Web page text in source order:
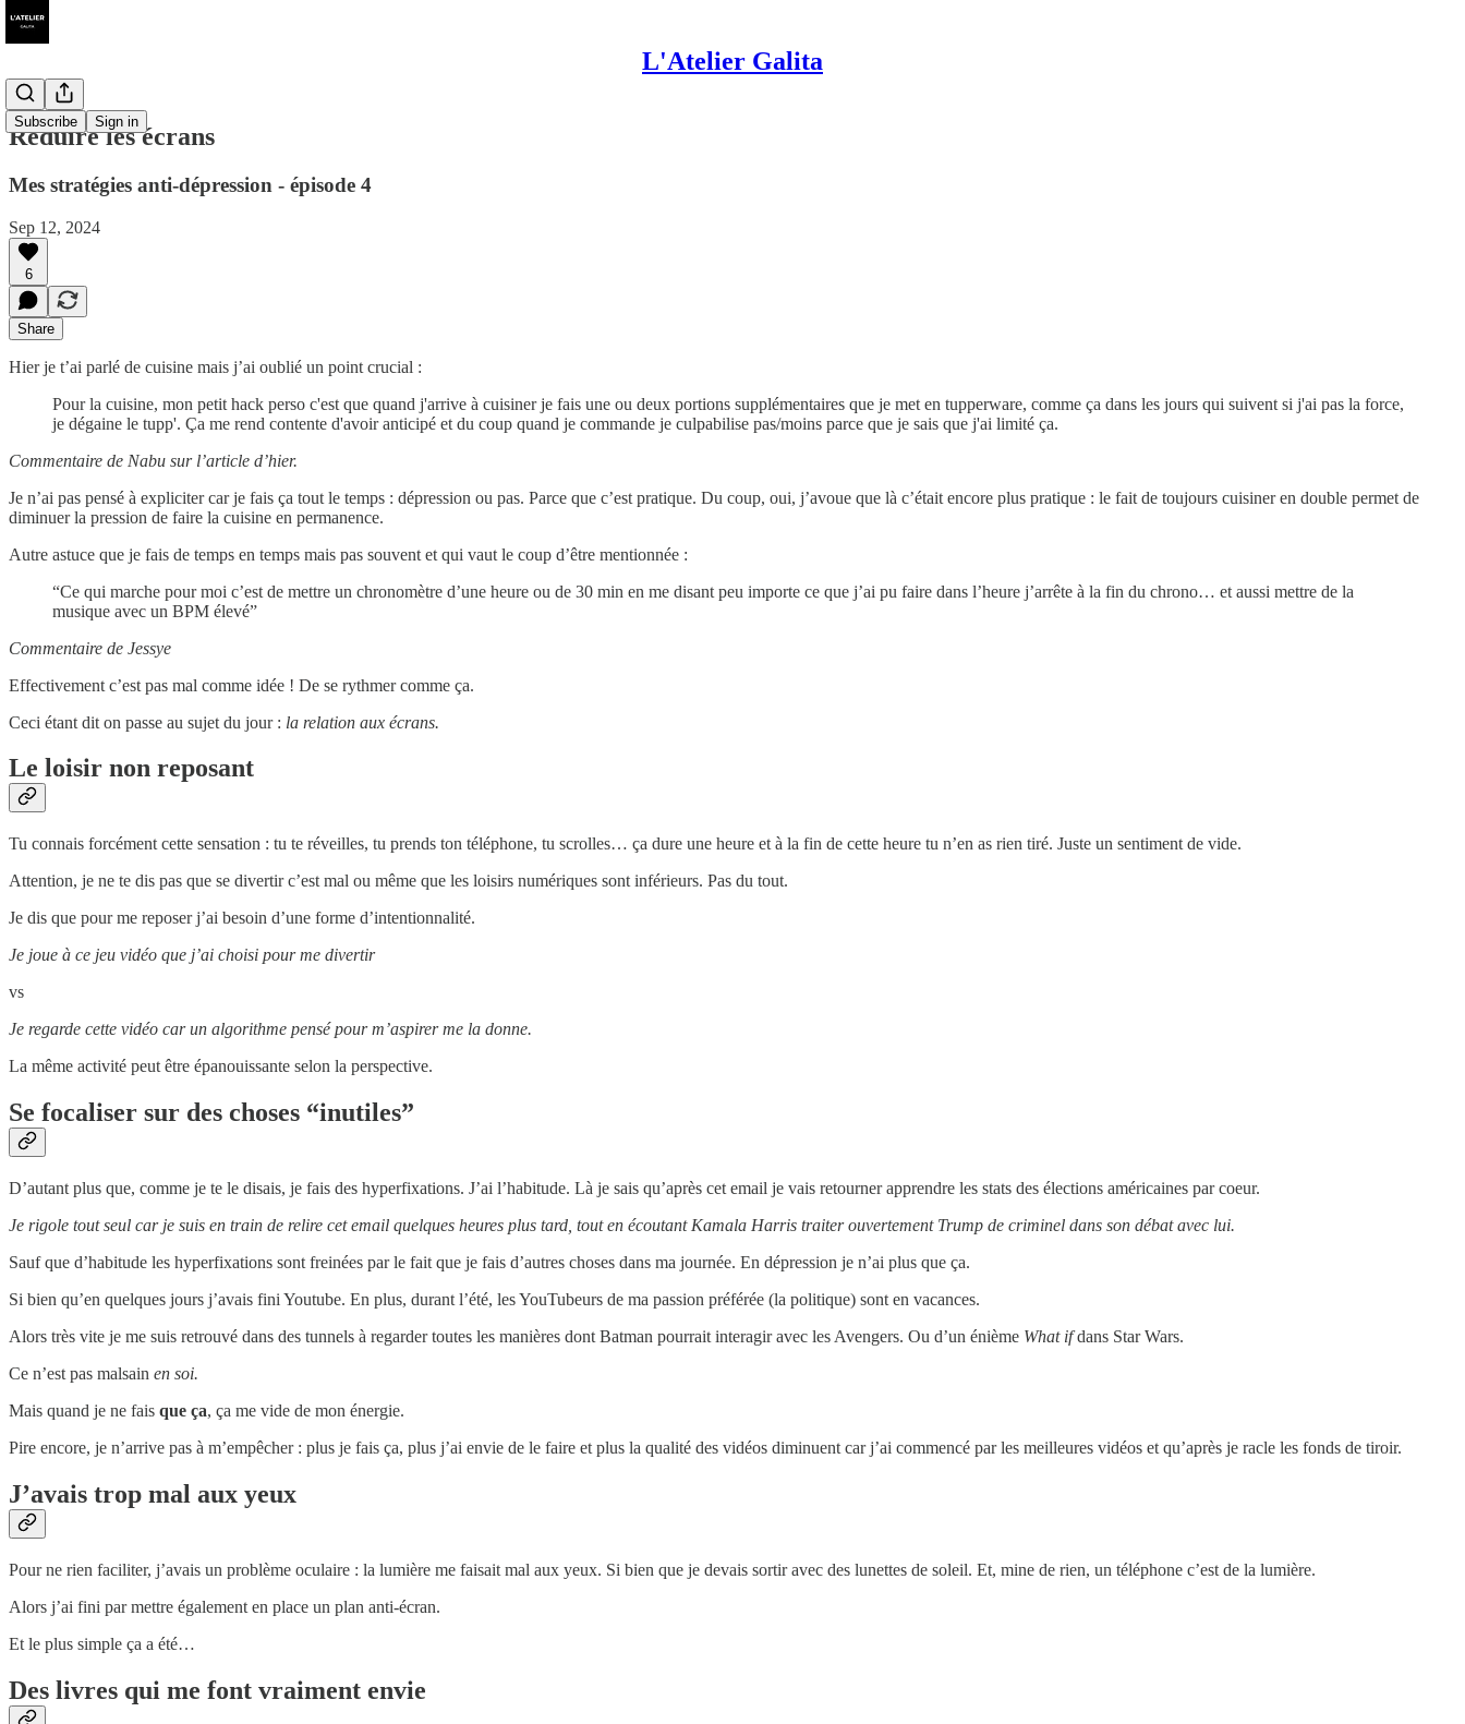
L'Atelier Galita
Subscribe Sign in
Réduire les écrans
Mes stratégies anti-dépression - épisode 4
Sep 12, 2024
6
Share
Hier je t’ai parlé de cuisine mais j’ai oublié un point crucial :
Pour la cuisine, mon petit hack perso c'est que quand j'arrive à cuisiner je fais une ou deux portions supplémentaires que je met en tupperware, comme ça dans les jours qui suivent si j'ai pas la force,
je dégaine le tupp'. Ça me rend contente d'avoir anticipé et du coup quand je commande je culpabilise pas/moins parce que je sais que j'ai limité ça.
Commentaire de Nabu sur l’article d’hier.
Je n’ai pas pensé à expliciter car je fais ça tout le temps : dépression ou pas. Parce que c’est pratique. Du coup, oui, j’avoue que là c’était encore plus pratique : le fait de toujours cuisiner en double permet de
diminuer la pression de faire la cuisine en permanence.
Autre astuce que je fais de temps en temps mais pas souvent et qui vaut le coup d’être mentionnée :
“Ce qui marche pour moi c’est de mettre un chronomètre d’une heure ou de 30 min en me disant peu importe ce que j’ai pu faire dans l’heure j’arrête à la fin du chrono… et aussi mettre de la
musique avec un BPM élevé”
Commentaire de Jessye
Effectivement c’est pas mal comme idée ! De se rythmer comme ça.
Ceci étant dit on passe au sujet du jour : la relation aux écrans.
Le loisir non reposant
Tu connais forcément cette sensation : tu te réveilles, tu prends ton téléphone, tu scrolles… ça dure une heure et à la fin de cette heure tu n’en as rien tiré. Juste un sentiment de vide.
Attention, je ne te dis pas que se divertir c’est mal ou même que les loisirs numériques sont inférieurs. Pas du tout.
Je dis que pour me reposer j’ai besoin d’une forme d’intentionnalité.
Je joue à ce jeu vidéo que j’ai choisi pour me divertir
vs
Je regarde cette vidéo car un algorithme pensé pour m’aspirer me la donne.
La même activité peut être épanouissante selon la perspective.
Se focaliser sur des choses “inutiles”
D’autant plus que, comme je te le disais, je fais des hyperfixations. J’ai l’habitude. Là je sais qu’après cet email je vais retourner apprendre les stats des élections américaines par coeur.
Je rigole tout seul car je suis en train de relire cet email quelques heures plus tard, tout en écoutant Kamala Harris traiter ouvertement Trump de criminel dans son débat avec lui.
Sauf que d’habitude les hyperfixations sont freinées par le fait que je fais d’autres choses dans ma journée. En dépression je n’ai plus que ça.
Si bien qu’en quelques jours j’avais fini Youtube. En plus, durant l’été, les YouTubeurs de ma passion préférée (la politique) sont en vacances.
Alors très vite je me suis retrouvé dans des tunnels à regarder toutes les manières dont Batman pourrait interagir avec les Avengers. Ou d’un énième What ifdans Star Wars.
Ce n’est pas malsain en soi.
Mais quand je ne fais que ça, ça me vide de mon énergie.
Pire encore, je n’arrive pas à m’empêcher : plus je fais ça, plus j’ai envie de le faire et plus la qualité des vidéos diminuent car j’ai commencé par les meilleures vidéos et qu’après je racle les fonds de tiroir.
J’avais trop mal aux yeux
Pour ne rien faciliter, j’avais un problème oculaire : la lumière me faisait mal aux yeux. Si bien que je devais sortir avec des lunettes de soleil. Et, mine de rien, un téléphone c’est de la lumière.
Alors j’ai fini par mettre également en place un plan anti-écran.
Et le plus simple ça a été…
Des livres qui me font vraiment envie